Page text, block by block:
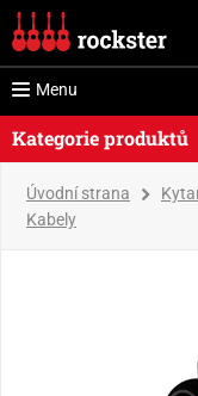
Menu
Kategorie produktů
Úvodní strana
Kabely